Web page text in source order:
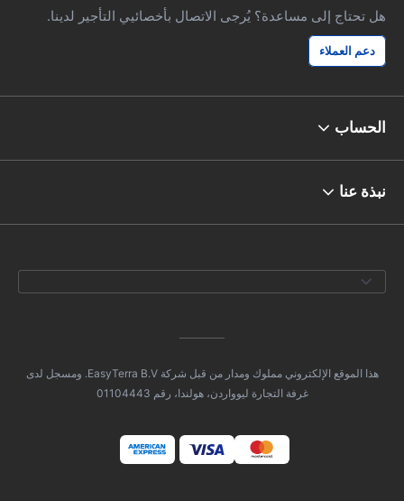
هل تحتاج إلى مساعدة؟ يُرجى الاتصال بأخصائيي التأجير لدينا.
دعم العملاء
الحساب
نبذة عنا
هذا الموقع الإلكتروني مملوك ومدار من قبل شركة EasyTerra B.V. ومسجل لدى
غرفة التجارة ليوواردن، هولندا، رقم 01104443